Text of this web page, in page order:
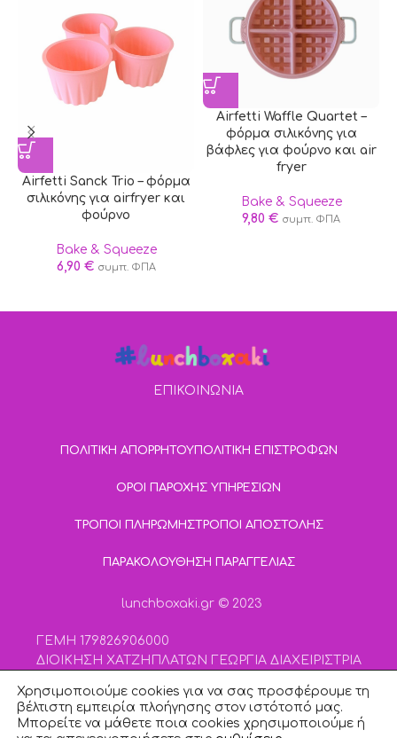
Airfetti Sanck Trio – φόρμα
σιλικόνης για airfryer και
φούρνο
Bake & Squeeze
6,90 € συμπ. ΦΠΑ
Airfetti Waffle Quartet –
φόρμα σιλικόνης για
βάφλες για φούρνο και air
fryer
Bake & Squeeze
9,80 € συμπ. ΦΠΑ
ΕΠΙΚΟΙΝΩΝΙΑ
ΠΟΛΙΤΙΚΗ ΑΠΟΡΡΗΤΟΥΠΟΛΙΤΙΚΗ ΕΠΙΣΤΡΟΦΩΝ
ΟΡΟΙ ΠΑΡΟΧΗΣ ΥΠΗΡΕΣΙΩΝ
ΤΡΟΠΟΙ ΠΛΗΡΩΜΗΣΤΡΟΠΟΙ ΑΠΟΣΤΟΛΗΣ
ΠΑΡΑΚΟΛΟΥΘΗΣΗ ΠΑΡΑΓΓΕΛΙΑΣ
lunchboxaki.gr © 2023
ΓΕΜΗ 179826906000
ΔΙΟΙΚΗΣΗ ΧΑΤΖΗΠΛΑΤΩΝ ΓΕΩΡΓΙΑ ΔΙΑΧΕΙΡΙΣΤΡΙΑ
Designed and Developed bySmartmoves
Χρησιμοποιούμε cookies για να σας προσφέρουμε τη
βέλτιστη εμπειρία πλοήγησης στον ιστότοπό μας.
Μπορείτε να μάθετε ποια cookies χρησιμοποιούμε ή